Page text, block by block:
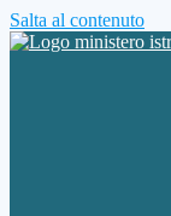
Salta al contenuto